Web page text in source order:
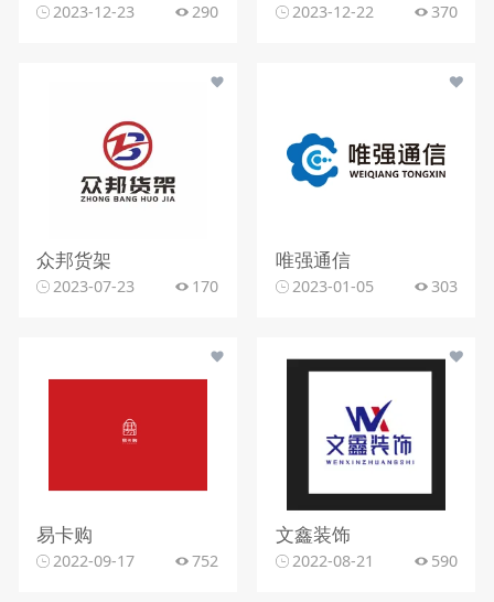
2023-12-23 290 2023-12-22 370
众邦货架
2023-07-23 170
唯强通信
2023-01-05 303
易卡购
2022-09-17 752
文鑫装饰
2022-08-21 590